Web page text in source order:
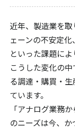
近年、製造業を
ェーンの不安定
といった課題によ
こうした変化の
る調達・購買・
ています。
「アナログ業務
のニーズは今、か